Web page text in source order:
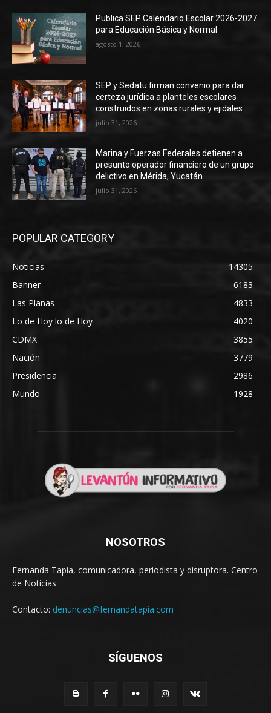
Publica SEP Calendario Escolar 2026-2027
para Educación Básica y Normal
agosto 1, 2026
SEP y Sedatu firman convenio para dar
certeza jurídica a planteles escolares
construidos en zonas rurales y ejidales
julio 31, 2026
Marina y Fuerzas Federales detienen a
presunto operador financiero de un grupo
delictivo en Mérida, Yucatán
julio 31, 2026
POPULAR CATEGORY
Noticias
14305
Banner
6183
Las Planas
4833
Lo de Hoy lo de Hoy
4020
CDMX
3855
Nación
3779
Presidencia
2986
Mundo
1928
NOSOTROS
Fernanda Tapia, comunicadora, periodista y disruptora. Centro
de Noticias
Contacto: denuncias@fernandatapia.com
SÍGUENOS